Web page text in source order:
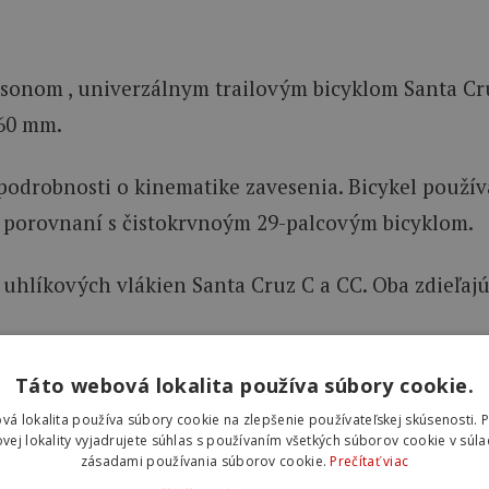
, univerzálnym trailovým bicyklom Santa
mm.
o kinematike zavesenia. Bicykel
s čistokrvnoým 29-palcovým bicyklom.
vlákien Santa Cruz C a CC. Oba
ktoré vám pomôže nastaviť správny sag
ochranných prvkov, ktoré pomáhajú stíšiť
Táto webová lokalita používa súbory cookie.
lokalita používa súbory cookie na zlepšenie používateľskej skúsenosti.
lokality vyjadrujete súhlas s používaním všetkých súborov cookie v
zásadami používania súborov cookie.Prečítať viac